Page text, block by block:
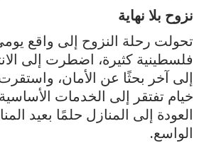
نزوح بلا نهاية
تحولت رحلة النزوح إلى واقع
فلسطينية كثيرة، اضطرت إلى
إلى آخر بحثًا عن الأمان،
خيام تفتقر إلى الخدمات
العودة إلى المنازل حلمًا بعيد
الواسع.